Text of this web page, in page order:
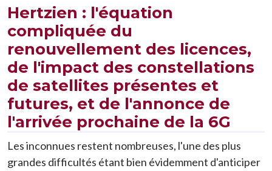
Hertzien : l'équation
compliquée du
renouvellement des licences,
de l'impact des constellations
de satellites présentes et
futures, et de l'annonce de
l'arrivée prochaine de la 6G
Les inconnues restent nombreuses, l'une des plus
grandes difficultés étant bien évidemment d'anticiper